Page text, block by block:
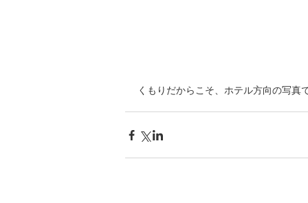
くもりだからこそ、ホテル方向の写真